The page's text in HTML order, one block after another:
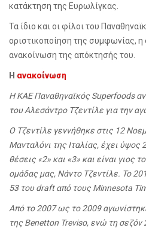
κατάκτηση της Ευρωλίγκας.
Τα ίδιο και οι φίλοι του
οριστικοποίηση της συμφωνίας, η
ανακοίνωση της απόκτησής του.
Η ανακοίνωση
Η ΚΑΕ Παναθηναϊκός Superfoods
του Αλεσάντρο Τζεντίλε για την
Ο Τζεντίλε γεννήθηκε στις 12
Μανταλόνι της Ιταλίας, έχει ύψος
θέσεις «2» και «3» και είναι γιος
ομάδας μας, Νάντο Τζεντίλε. Το
53 του draft από τους Minnesota
Από το 2007 ως το 2009
της Benetton Treviso, ενώ τη